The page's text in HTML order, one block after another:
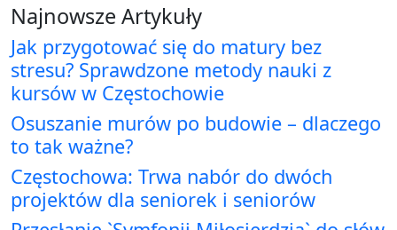
Najnowsze Artykuły
Jak przygotować się do matury bez
stresu? Sprawdzone metody nauki z
kursów w Częstochowie
Osuszanie murów po budowie – dlaczego
to tak ważne?
Częstochowa: Trwa nabór do dwóch
projektów dla seniorek i seniorów